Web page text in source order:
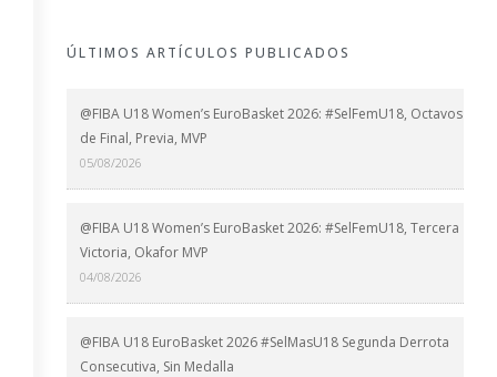
ÚLTIMOS ARTÍCULOS PUBLICADOS
@FIBA U18 Women’s EuroBasket 2026: #SelFemU18, Octavos
de Final, Previa, MVP
05/08/2026
@FIBA U18 Women’s EuroBasket 2026: #SelFemU18, Tercera
Victoria, Okafor MVP
04/08/2026
@FIBA U18 EuroBasket 2026 #SelMasU18 Segunda Derrota
Consecutiva, Sin Medalla